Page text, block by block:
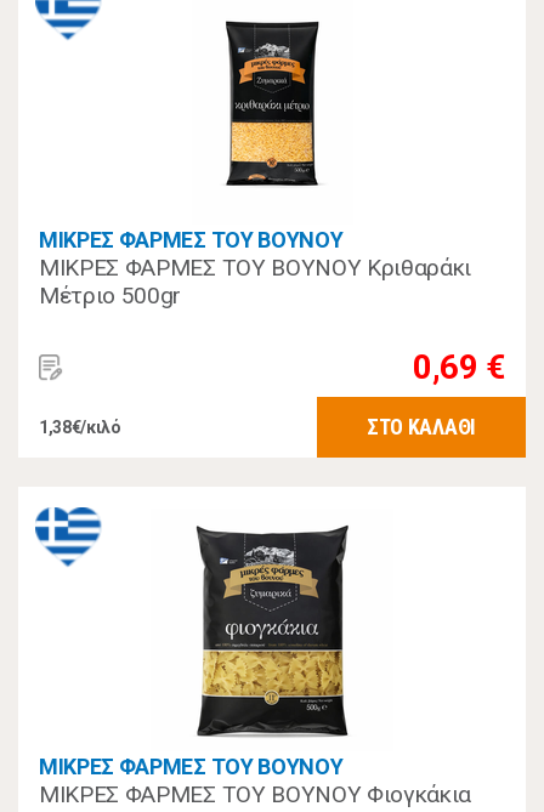
ΜΙΚΡΕΣ ΦΑΡΜΕΣ ΤΟΥ ΒΟΥΝΟΥ
ΜΙΚΡΕΣ ΦΑΡΜΕΣ ΤΟΥ ΒΟΥΝΟΥ Κριθαράκι
Μέτριο 500gr
0,69 €
1,38€/κιλό ΣΤΟ ΚΑΛΑΘΙ
ΜΙΚΡΕΣ ΦΑΡΜΕΣ ΤΟΥ ΒΟΥΝΟΥ
ΜΙΚΡΕΣ ΦΑΡΜΕΣ ΤΟΥ ΒΟΥΝΟΥ Φιογκάκια